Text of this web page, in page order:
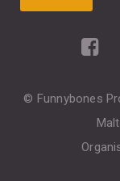
© Funnybones